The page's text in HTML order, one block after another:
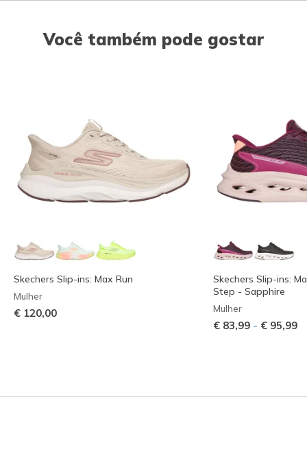
Você também pode gostar
Skechers Slip-ins: Max Run
Mulher
€ 120,00
Skechers Slip-ins:
Step - Sapphire
Mulher
€ 83,99 - € 95,99